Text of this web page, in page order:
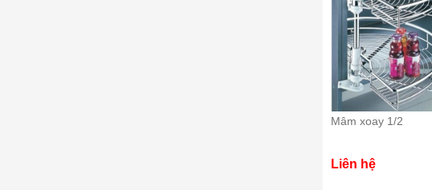
Mâm xoay 1/2
Liên hệ